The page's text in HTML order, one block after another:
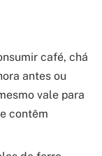
café, chá
antes ou
vale para
contêm